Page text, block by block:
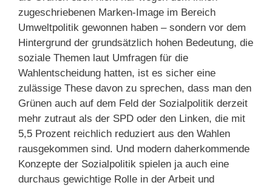
zugeschriebenen Marken-Image im Bereich
Umweltpolitik gewonnen haben – sondern vor dem
Hintergrund der grundsätzlich hohen Bedeutung, die
soziale Themen laut Umfragen für die
Wahlentscheidung hatten, ist es sicher eine
zulässige These davon zu sprechen, dass man den
Grünen auch auf dem Feld der Sozialpolitik derzeit
mehr zutraut als der SPD oder den Linken, die mit
5,5 Prozent reichlich reduziert aus den Wahlen
rausgekommen sind. Und modern daherkommende
Konzepte der Sozialpolitik spielen ja auch eine
durchaus gewichtige Rolle in der Arbeit und